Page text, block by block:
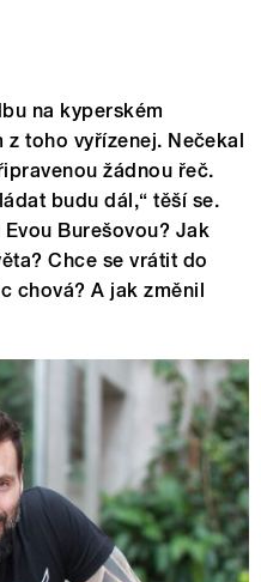
na kyperském
toho vyřízenej. Nečekal
žádnou řeč.
budu dál,“ těší se.
Burešovou? Jak
Chce se vrátit do
chová? A jak změnil